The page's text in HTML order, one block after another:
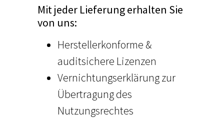
Mit jeder Lieferung erhalten Sie
von uns:
Herstellerkonforme &
auditsichere Lizenzen
Vernichtungserklärung zur
Übertragung des
Nutzungsrechtes